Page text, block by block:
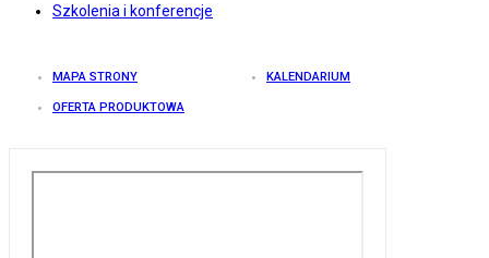
Szkolenia i konferencje
MAPA STRONY KALENDARIUM
OFERTA PRODUKTOWA